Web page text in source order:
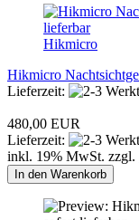
Hikmicro
Hikmicro
Lieferzeit:
480,00 EUR
Lieferzeit:
inkl. 19% MwSt. zzgl.
In den Warenkorb